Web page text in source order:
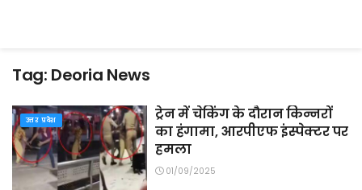
Tag: Deoria News
उत्तर प्रदेश
ट्रेन में चेकिंग के दौरान किन्नरों
का हंगामा, आरपीएफ इंस्पेक्टर पर
हमला
01/09/2025